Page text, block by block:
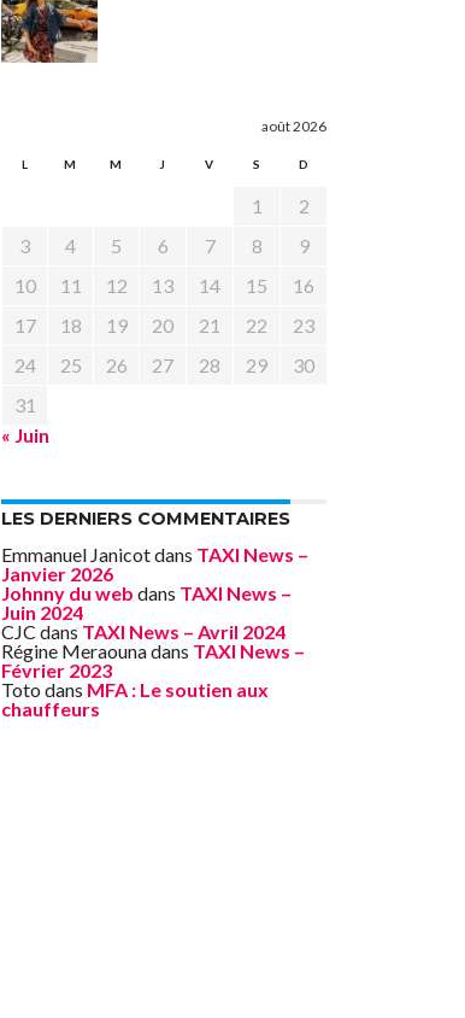
août 2026
L M M J V S D
1
2
3
4 5 6 7 8
9
10
11 12 13 14 15
16
17
18 19 20 21 22
23
24
25 26 27 28 29
30
31
« Juin
LES DERNIERS COMMENTAIRES
Emmanuel Janicotdans TAXI News –
Janvier 2026
Johnny du web dans TAXI News –
Juin 2024
CJC dans TAXI News – Avril 2024
Régine Meraounadans TAXI News –
Février 2023
Toto dans MFA : Le soutien aux
chauffeurs